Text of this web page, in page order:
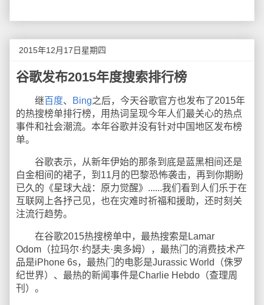
2015年12月17日星期四
谷歌发布2015年度搜索排行榜
继百度、 Bing之后，今天谷歌官方也发布了2015年
的热搜榜单排行榜，用热词呈现今年人们最关心的热点
事件和社会潮流。本年谷歌并没有针对中国地区发布榜
单。
谷歌表示，从新年伊始的那条到底是蓝黑相间还是
白金相间的裙子，到11月的巴黎恐怖袭击，再到你期盼
已久的《星球大战：原力觉醒》......我们看到人们乐于在
互联网上各抒己见，也在灾难时祈福和援助，还时刻关
注流行趋势。
在谷歌2015热搜榜单中，最热搜索是Lamar
Odom（拉玛尔·约瑟夫·奥多姆），最热门的消费技术产
品是iPhone 6s，最热门的电影是Jurassic World（侏罗
纪世界）、最热的新闻事件是Charlie Hebdo（查理周
刊）。